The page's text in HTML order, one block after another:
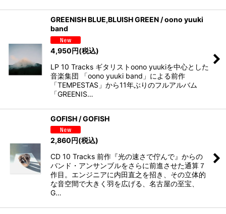
GREENISH BLUE,BLUISH GREEN / oono yuuki
band
4,950円(税込)
LP 10 Tracks ギタリストoono yuukiを中心とした
音楽集団 「oono yuuki band」による前作
「TEMPESTAS」から11年ぶりのフルアルバム
「GREENIS…
GOFISH / GOFISH
2,860円(税込)
CD 10 Tracks 前作『光の速さで佇んで』からの
バンド・アンサンブルをさらに前進させた通算７
作目。エンジニアに内田直之を招き、その立体的
な音空間で大きく羽を広げる、名古屋の至宝、
G…